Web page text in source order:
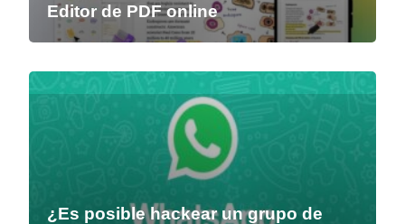
Editor de PDF online
¿Es posible hackear un grupo de